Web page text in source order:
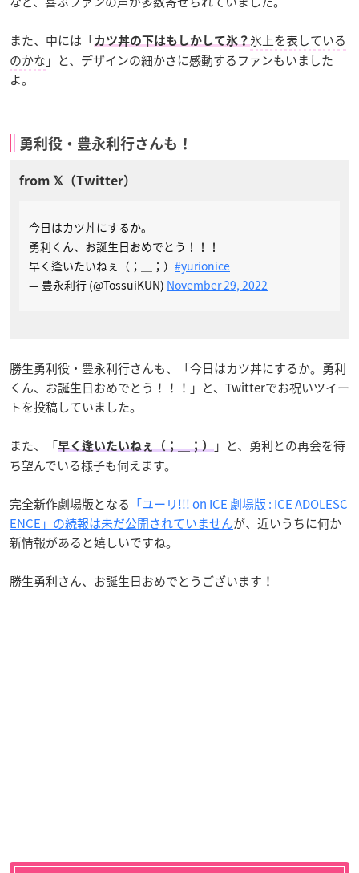
また、中には「カツ丼の下はもしかして氷？ 氷上を表している
のかな 」と、デザインの細かさに感動するファンもいました
よ。
勇利役・豊永利行さんも！
今日はカツ丼にするか。
勇利くん、お誕生日おめでとう！！！
早く逢いたいねぇ（；＿；） #yurionice
— 豊永利行 (@TossuiKUN) November 29, 2022
勝生勇利役・豊永利行さんも、「今日はカツ丼にするか。勇利
くん、お誕生日おめでとう！！！」と、Twitterでお祝いツイー
トを投稿していました。
また、「早く逢いたいねぇ（；＿；）
」と、勇利との再会を待
ち望んでいる様子も伺えます。
完全新作劇場版となる 「ユーリ!!! on ICE 劇場版 : ICE ADOLESC
ENCE」の続報は未だ公開されていませんが、近いうちに何か
新情報があると嬉しいですね。
勝生勇利さん、お誕生日おめでとうございます！